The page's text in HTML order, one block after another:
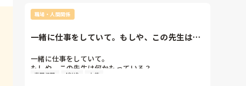
少し勇気が要るかもしれませんが、潰れる前に勇気出し
て戦いませんか。少なくとも私は戦ったことで少し楽に
	•	休憩中や作業中、他の職員同士は楽しそうに話
しているのに、私には投げ捨てるような言葉を吐く
（周囲には愛想を振りまきつつ、小声で「お前はそっ
ちやっとけよ」といった発言）
も言われることがあった（例：「太っていても良い事
ない」「痩せるためにお腹にサランラップを巻きなさ
と、自分を保てない人なのでしょうね。
まって残念ですが、またスタートできたのですね(^^)
その方の特徴は誰も知らなかったのですかね？
もし、誰もその状況を知らないのであればされたこと
を、私なら毎日メモして書き留めるたり、一字一句言っ
職場・人間関係
一緒に仕事をしていて。もしや、この先生は何
一緒に仕事をしていて。
もしや、この先生は何かもっている？
ADHDではないのか？？
専門機関 ADHD 人権